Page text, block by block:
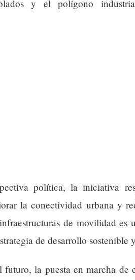
y el polígono
política, la iniciativa
la conectividad urbana y
de movilidad es
de desarrollo
la puesta en marcha de